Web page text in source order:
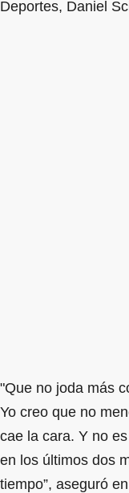
Deportes, Daniel
"Que no joda más
Yo creo que no
cae la cara. Y no
en los últimos dos
tiempo”, aseguró